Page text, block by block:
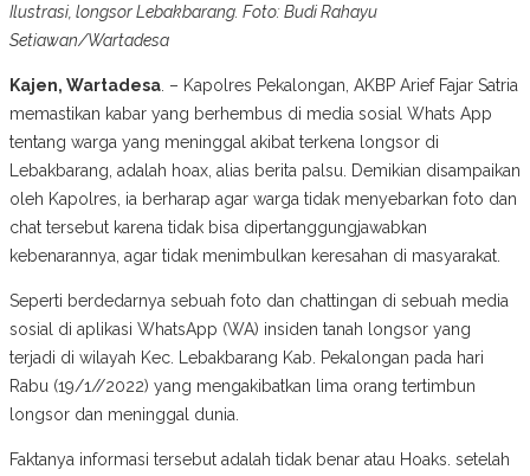
Ilustrasi, longsor Lebakbarang. Foto: Budi Rahayu
Setiawan/Wartadesa
Kajen, Wartadesa . – Kapolres Pekalongan, AKBP Arief Fajar Satria
memastikan kabar yang berhembus di media sosial Whats App
tentang warga yang meninggal akibat terkena longsor di
Lebakbarang, adalah hoax, alias berita palsu. Demikian disampaikan
oleh Kapolres, ia berharap agar warga tidak menyebarkan foto dan
chat tersebut karena tidak bisa dipertanggungjawabkan
kebenarannya, agar tidak menimbulkan keresahan di masyarakat.
Seperti berdedarnya sebuah foto dan chattingan di sebuah media
sosial di aplikasi WhatsApp (WA) insiden tanah longsor yang
terjadi di wilayah Kec. Lebakbarang Kab. Pekalongan pada hari
Rabu (19/1//2022) yang mengakibatkan lima orang tertimbun
longsor dan meninggal dunia.
Faktanya informasi tersebut adalah tidak benar atau Hoaks. setelah